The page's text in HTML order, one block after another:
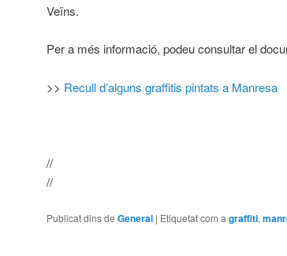
Veïns.
Per a més informació, podeu consultar el
>> Recull d’alguns graffitis pintats a Manresa
//
//
Publicat dins de General | Etiquetat com a graffiti,